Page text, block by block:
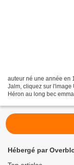
auteur né une année en
Jalm, cliquez sur l'image
Héron au long bec
Hébergé par